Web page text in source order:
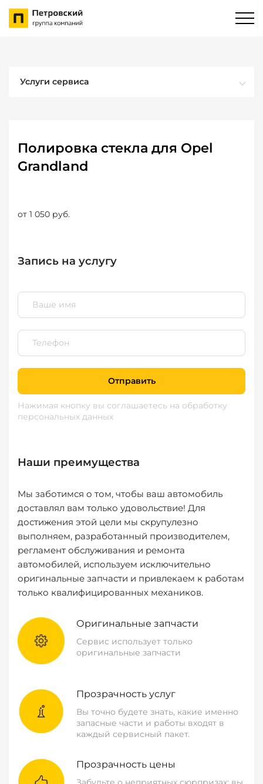
Услуги сервиса
Полировка стекла для Opel
Grandland
от 1 050 руб.
Запись на услугу
Отправить
Нажимая кнопку вы соглашаетесь на обработку
персональных данных
Наши преимущества
Мы заботимся о том, чтобы ваш автомобиль
доставлял вам только удовольствие! Для
достижения этой цели мы скрупулезно
выполняем, разработанный производителем,
регламент обслуживания и ремонта
автомобилей, используем исключительно
оригинальные запчасти и привлекаем к работам
только квалифицированных механиков.
Оригинальные запчасти
Сервис использует только
оригинальные запчасти
Прозрачность услуг
Вы точно будете знать, какие именно
запасные части и работы входят в
каждый сервисный пакет.
Прозрачность цены